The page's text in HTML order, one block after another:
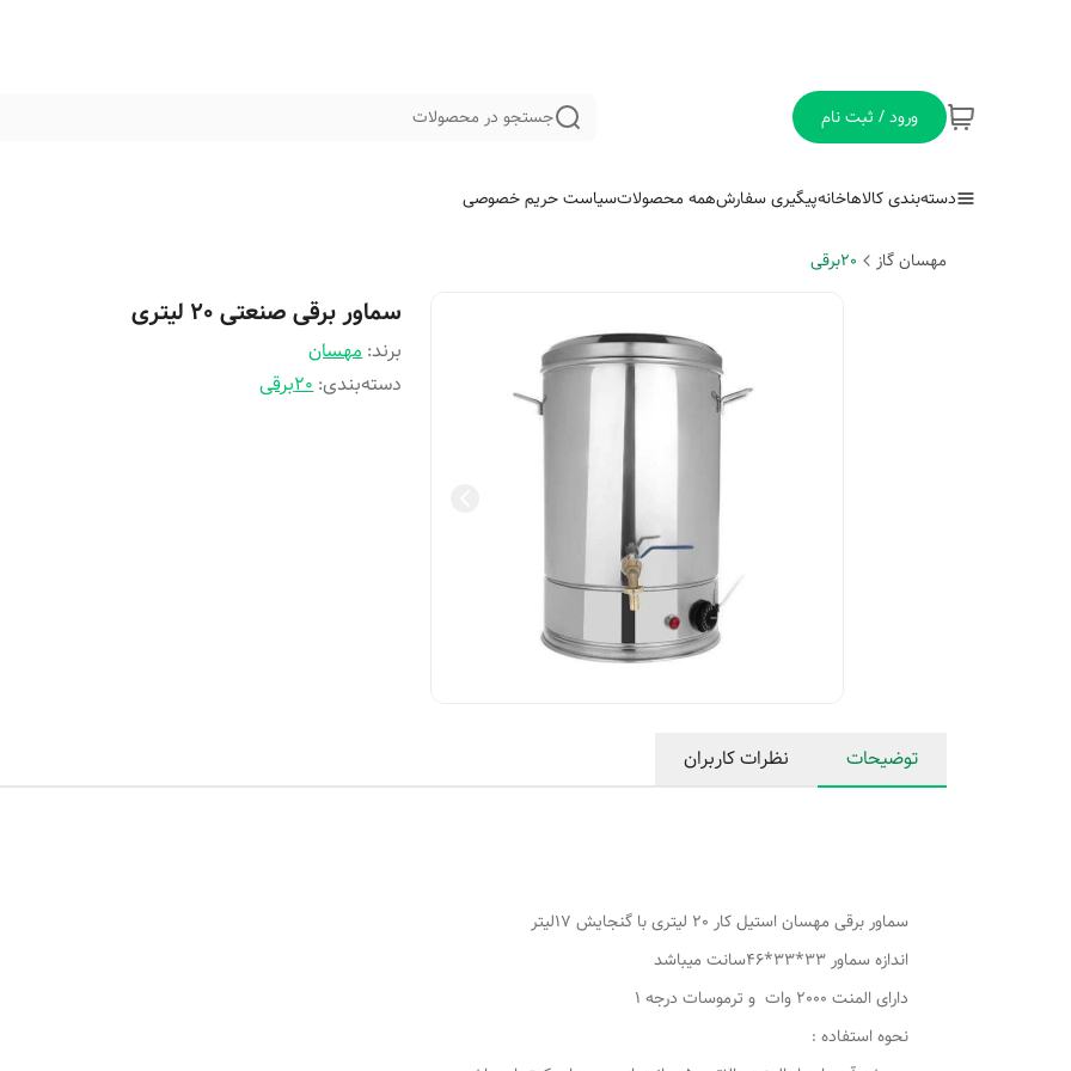
ورود / ثبت نام جستجو در محصولات
دسته‌بندی کالاهاخانهپیگیری سفارشهمه محصولاتسیاست حریم خصوصی
مهسان گاز 20برقی
سماور برقی صنعتی 20 لیتری
برند:مهسان
دسته‌بندی:20برقی
توضیحات نظرات کاربران
سماور برقی مهسان استیل کار 20 لیتری با گنجایش 17لیتر
اندازه سماور 33*33*46سانت میباشد
دارای المنت 2000 وات و ترموسات درجه 1
نحوه استفاده :